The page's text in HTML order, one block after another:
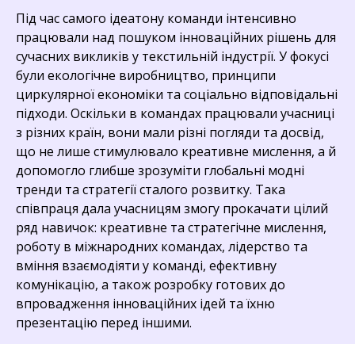
Під час самого ідеатону команди інтенсивно
працювали над пошуком інноваційних рішень для
сучасних викликів у текстильній індустрії. У фокусі
були екологічне виробництво, принципи
циркулярної економіки та соціально відповідальні
підходи. Оскільки в командах працювали учасниці
з різних країн, вони мали різні погляди та досвід,
що не лише стимулювало креативне мислення, а й
допомогло глибше зрозуміти глобальні модні
тренди та стратегії сталого розвитку. Така
співпраця дала учасницям змогу прокачати цілий
ряд навичок: креативне та стратегічне мислення,
роботу в міжнародних командах, лідерство та
вміння взаємодіяти у команді, ефективну
комунікацію, а також розробку готових до
впровадження інноваційних ідей та їхню
презентацію перед іншими.